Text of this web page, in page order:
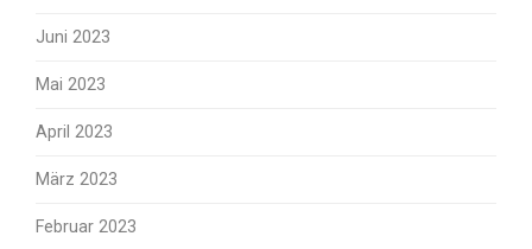
Juni 2023
Mai 2023
April 2023
März 2023
Februar 2023